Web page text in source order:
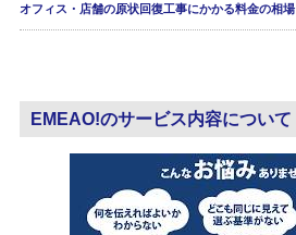
オフィス・店舗の原状回復工事にかかる料金の相場
EMEAO!のサービス内容について